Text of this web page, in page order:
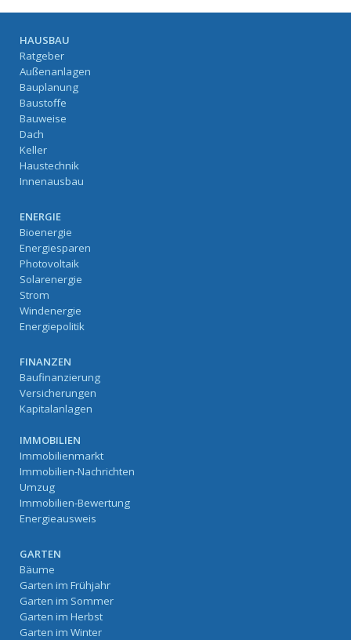
HAUSBAU
Ratgeber
Außenanlagen
Bauplanung
Baustoffe
Bauweise
Dach
Keller
Haustechnik
Innenausbau
ENERGIE
Bioenergie
Energiesparen
Photovoltaik
Solarenergie
Strom
Windenergie
Energiepolitik
FINANZEN
Baufinanzierung
Versicherungen
Kapitalanlagen
IMMOBILIEN
Immobilienmarkt
Immobilien-Nachrichten
Umzug
Immobilien-Bewertung
Energieausweis
GARTEN
Bäume
Garten im Frühjahr
Garten im Sommer
Garten im Herbst
Garten im Winter